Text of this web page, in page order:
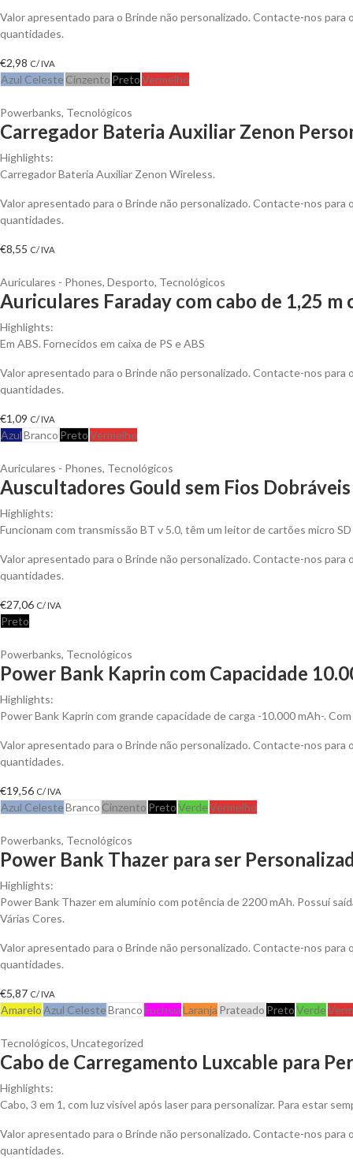
Valor apresentado para o Brinde não personalizado. Contacte-nos
quantidades.
€2,98 C/ IVA
Azul Celeste Cinzento PretoVermelho
Powerbanks, Tecnológicos
Carregador Bateria Auxiliar Zenon
Highlights:
Carregador Bateria Auxiliar Zenon Wireless.
Valor apresentado para o Brinde não personalizado. Contacte-nos
quantidades.
€8,55 C/ IVA
Auriculares - Phones, Desporto, Tecnológicos
Auriculares Faraday com cabo de 1,25
Highlights:
Em ABS. Fornecidos em caixa de PS e ABS
Valor apresentado para o Brinde não personalizado. Contacte-nos
quantidades.
€1,09 C/ IVA
AzulBranco PretoVermelho
Auriculares - Phones, Tecnológicos
Auscultadores Gould sem Fios
Highlights:
Funcionam com transmissão BT v 5.0, têm um leitor de cartões micro
Valor apresentado para o Brinde não personalizado. Contacte-nos
quantidades.
€27,06 C/ IVA
Preto
Powerbanks, Tecnológicos
Power Bank Kaprin com Capacidade
Highlights:
Power Bank Kaprin com grande capacidade de carga -10.000 mAh-.
Valor apresentado para o Brinde não personalizado. Contacte-nos
quantidades.
€19,56 C/ IVA
Azul CelesteBranco Cinzento PretoVerdeVermelho
Powerbanks, Tecnológicos
Power Bank Thazer para ser
Highlights:
Power Bank Thazer em alumínio com potência de 2200 mAh. Possuí
Várias Cores.
Valor apresentado para o Brinde não personalizado. Contacte-nos
quantidades.
€5,87 C/ IVA
AmareloAzul CelesteBrancoFuchsiaLaranja Prateado PretoVerde
Tecnológicos, Uncategorized
Cabo de Carregamento Luxcable para
Highlights:
Cabo, 3 em 1, com luz visível após laser para personalizar. Para estar
Valor apresentado para o Brinde não personalizado. Contacte-nos
quantidades.